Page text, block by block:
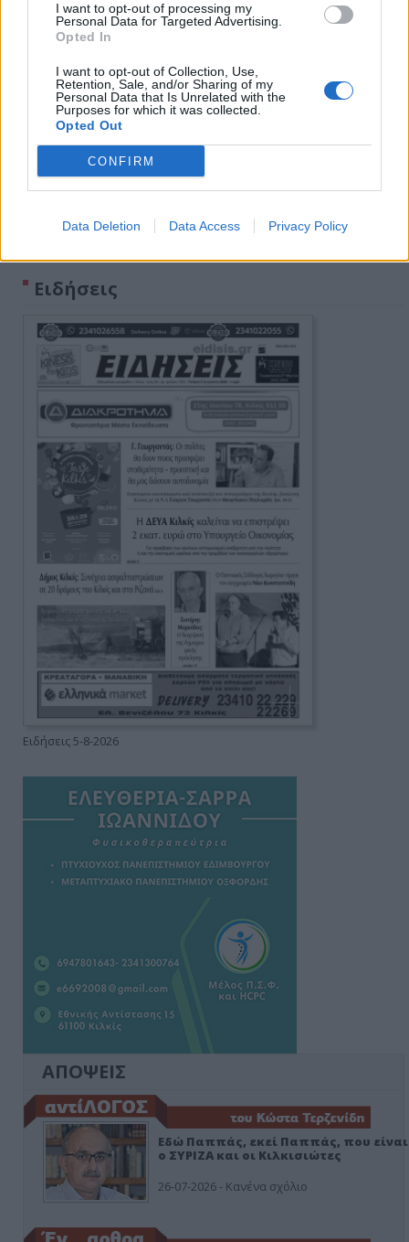
I want to opt-out of processing my
Personal Data for Targeted Advertising.
Opted In
I want to opt-out of Collection, Use,
Retention, Sale, and/or Sharing of my
Personal Data that Is Unrelated with the
Purposes for which it was collected.
Opted Out
CONFIRM
Data Deletion Data Access Privacy Policy
Ειδήσεις
Ειδήσεις 5-8-2026
ΑΠΟΨΕΙΣ
Εδώ Παππάς, εκεί Παππάς, που είναι
ο ΣΥΡΙΖΑ και οι Κιλκισιώτες
26-07-2026 - Κανένα σχόλιο